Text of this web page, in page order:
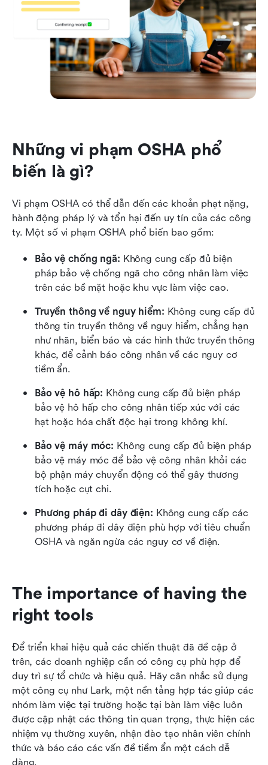
Những vi phạm OSHA phổ
biến là gì?
Vi phạm OSHA có thể dẫn đến các khoản phạt nặng,
hành động pháp lý và tổn hại đến uy tín của các công
ty. Một số vi phạm OSHA phổ biến bao gồm:
Bảo vệ chống ngã: Không cung cấp đủ biện
pháp bảo vệ chống ngã cho công nhân làm việc
trên các bề mặt hoặc khu vực làm việc cao.
Truyền thông về nguy hiểm: Không cung cấp đủ
thông tin truyền thông về nguy hiểm, chẳng hạn
như nhãn, biển báo và các hình thức truyền thông
khác, để cảnh báo công nhân về các nguy cơ
tiềm ẩn.
Bảo vệ hô hấp: Không cung cấp đủ biện pháp
bảo vệ hô hấp cho công nhân tiếp xúc với các
hạt hoặc hóa chất độc hại trong không khí.
Bảo vệ máy móc: Không cung cấp đủ biện pháp
bảo vệ máy móc để bảo vệ công nhân khỏi các
bộ phận máy chuyển động có thể gây thương
tích hoặc cụt chi.
Phương pháp đi dây điện: Không cung cấp các
phương pháp đi dây điện phù hợp với tiêu chuẩn
OSHA và ngăn ngừa các nguy cơ về điện.
The importance of having the
right tools
Để triển khai hiệu quả các chiến thuật đã đề cập ở
trên, các doanh nghiệp cần có công cụ phù hợp để
duy trì sự tổ chức và hiệu quả. Hãy cân nhắc sử dụng
một công cụ như Lark, một nền tảng hợp tác giúp các
nhóm làm việc tại trường hoặc tại bàn làm việc luôn
được cập nhật các thông tin quan trọng, thực hiện các
nhiệm vụ thường xuyên, nhận đào tạo nhân viên chính
thức và báo cáo các vấn đề tiềm ẩn một cách dễ
dàng.